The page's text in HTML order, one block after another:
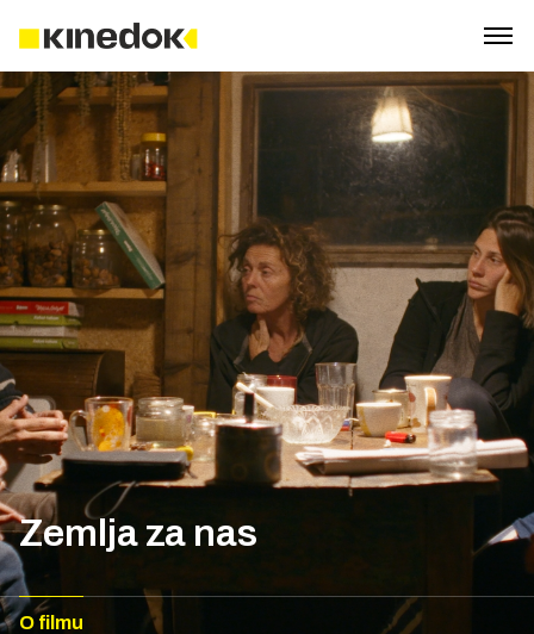
Zemlja za nas
O filmu